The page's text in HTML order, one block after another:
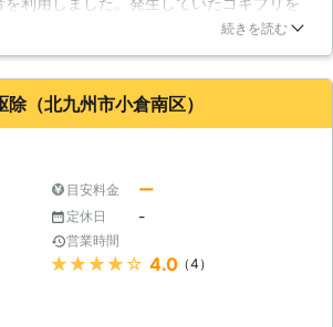
けではなく、今後ゴキブリが発生しないよ
てよかったです。
2018年12月31日
続きを読む
（北九州市小倉南区）
目安料金 ー
定休日 -
営業時間
★★★★★ 4.0（4）